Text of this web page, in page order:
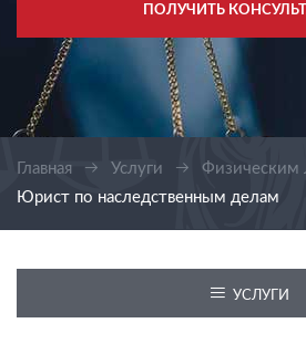
ПОЛУЧИТЬ
Главная Услуги
Физическим
Юрист по наследственным делам
УСЛУГИ